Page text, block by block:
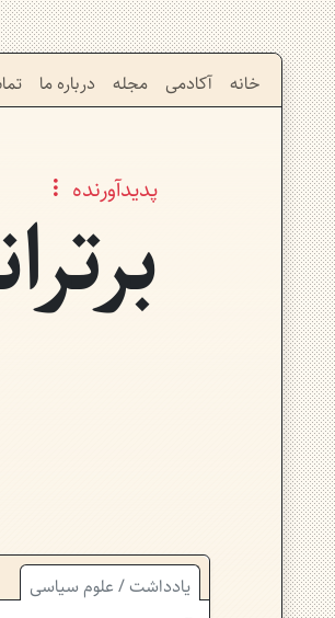
خانه آکادمی مجله درباره ما
پدیدآورنده
یادداشت/ علوم سیاسی